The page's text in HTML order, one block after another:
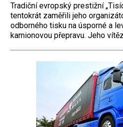
Tradiční evropský prestižní
tentokrát zaměřili jeho
odborného tisku na úsporné a
kamionovou přepravu. Jeho